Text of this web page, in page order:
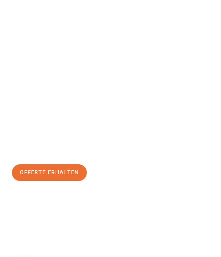
OFFERTE ERHALTEN